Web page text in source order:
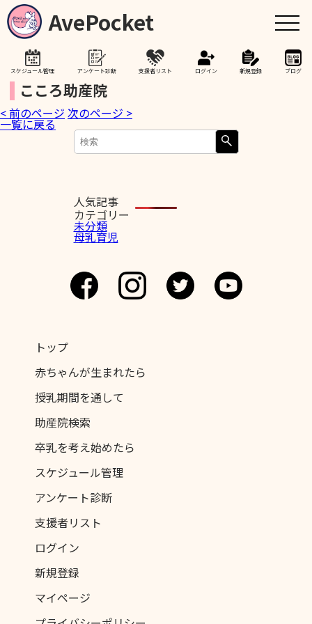
AvePocket
スケジュール管理 アンケート診断 支援者リスト ログイン 新規登録 ブログ
トップ
赤ちゃんが生まれたら
授乳期間を通して
助産院検索
卒乳を考え始めたら
こころ助産院
< 前のページ 次のページ >
一覧に戻る
人気記事
カテゴリー
未分類
母乳育児
トップ
赤ちゃんが生まれたら
授乳期間を通して
助産院検索
卒乳を考え始めたら
スケジュール管理
アンケート診断
支援者リスト
ログイン
新規登録
マイページ